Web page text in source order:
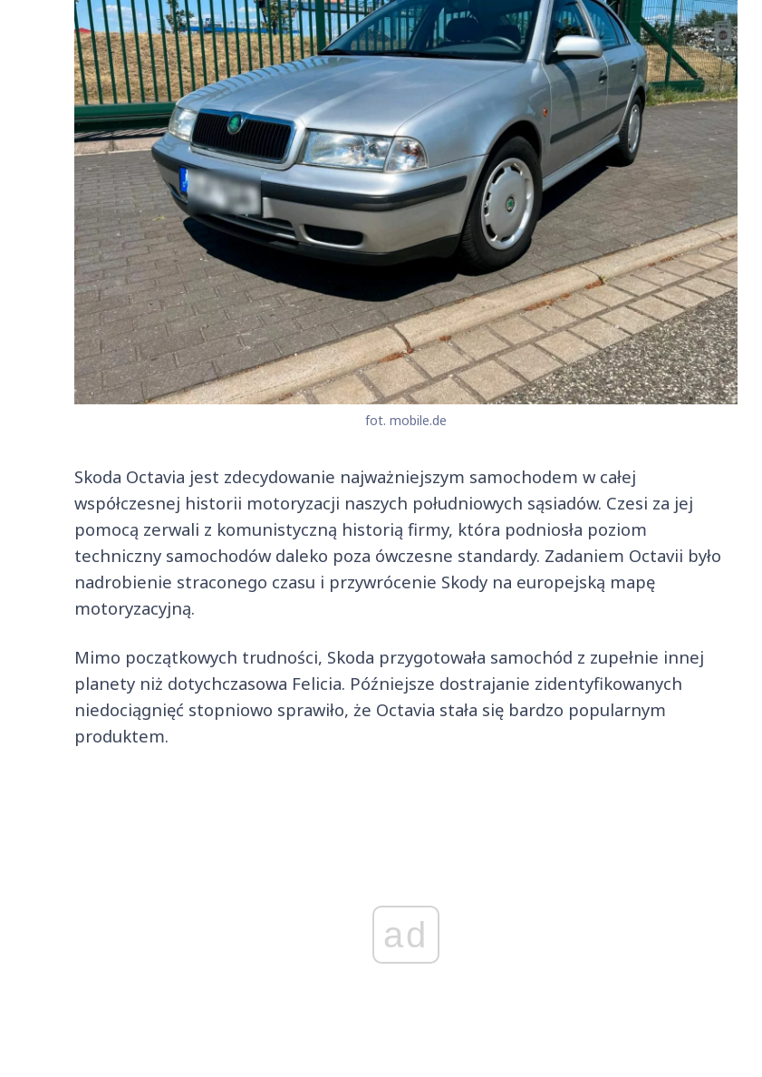
fot. mobile.de
Skoda Octavia jest zdecydowanie najważniejszym samochodem w całej
współczesnej historii motoryzacji naszych południowych sąsiadów. Czesi za jej
pomocą zerwali z komunistyczną historią firmy, która podniosła poziom
techniczny samochodów daleko poza ówczesne standardy. Zadaniem Octavii było
nadrobienie straconego czasu i przywrócenie Skody na europejską mapę
motoryzacyjną.
Mimo początkowych trudności, Skoda przygotowała samochód z zupełnie innej
planety niż dotychczasowa Felicia. Późniejsze dostrajanie zidentyfikowanych
niedociągnięć stopniowo sprawiło, że Octavia stała się bardzo popularnym
produktem.
ad